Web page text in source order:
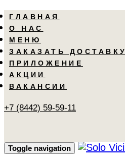
Skip
links
Skip
to
primary
navigation
Skip
to
content
ГЛАВНАЯ
О НАС
МЕНЮ
ЗАКАЗАТЬ ДОСТАВКУ
ПРИЛОЖЕНИЕ
АКЦИИ
ВАКАНСИИ
+7 (8442) 59-59-11
Toggle navigation